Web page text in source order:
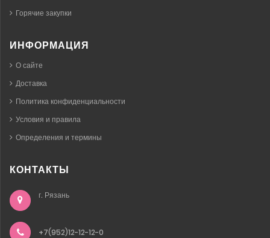
Горячие закупки
ИНФОРМАЦИЯ
О сайте
Доставка
Политика конфиденциальности
Условия и правила
Определения и термины
КОНТАКТЫ
г. Рязань
+7(952)12-12-12-0